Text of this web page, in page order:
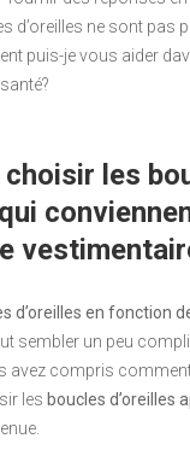
d’oreilles ne sont pas
puis-je vous aider
choisir les
d’oreilles en fonction
sembler un peu
avez compris
les boucles d’oreilles